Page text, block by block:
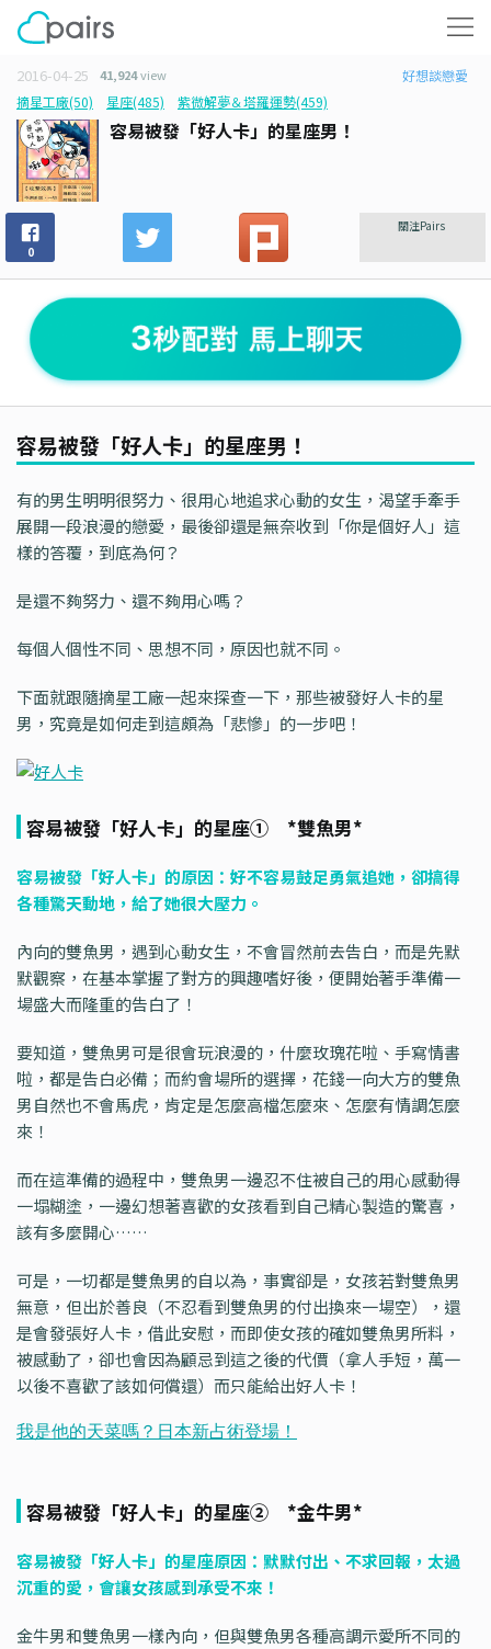
2016-04-25 41,924view
好想談戀愛
摘星工廠(50)
星座(485) 紫微解夢＆塔羅運勢(459)
容易被發「好人卡」的星座男！
0
關注Pairs
容易被發「好人卡」的星座男！
有的男生明明很努力、很用心地追求心動的女生，渴望手牽手
展開一段浪漫的戀愛，最後卻還是無奈收到「你是個好人」這
樣的答覆，到底為何？
是還不夠努力、還不夠用心嗎？
每個人個性不同、思想不同，原因也就不同。
下面就跟隨摘星工廠一起來探查一下，那些被發好人卡的星
男，究竟是如何走到這頗為「悲慘」的一步吧！
容易被發「好人卡」的星座① *雙魚男*
容易被發「好人卡」的原因：好不容易鼓足勇氣追她，卻搞得
各種驚天動地，給了她很大壓力。
內向的雙魚男，遇到心動女生，不會冒然前去告白，而是先默
默觀察，在基本掌握了對方的興趣嗜好後，便開始著手準備一
場盛大而隆重的告白了！
要知道，雙魚男可是很會玩浪漫的，什麼玫瑰花啦、手寫情書
啦，都是告白必備；而約會場所的選擇，花錢一向大方的雙魚
男自然也不會馬虎，肯定是怎麼高檔怎麼來、怎麼有情調怎麼
來！
而在這準備的過程中，雙魚男一邊忍不住被自己的用心感動得
一塌糊塗，一邊幻想著喜歡的女孩看到自己精心製造的驚喜，
該有多麼開心……
可是，一切都是雙魚男的自以為，事實卻是，女孩若對雙魚男
無意，但出於善良（不忍看到雙魚男的付出換來一場空），還
是會發張好人卡，借此安慰，而即使女孩的確如雙魚男所料，
被感動了，卻也會因為顧忌到這之後的代價（拿人手短，萬一
以後不喜歡了該如何償還）而只能給出好人卡！
容易被發「好人卡」的星座② *金牛男*
容易被發「好人卡」的星座原因：默默付出、不求回報，太過
沉重的愛，會讓女孩感到承受不來！
金牛男和雙魚男一樣內向，但與雙魚男各種高調示愛所不同的